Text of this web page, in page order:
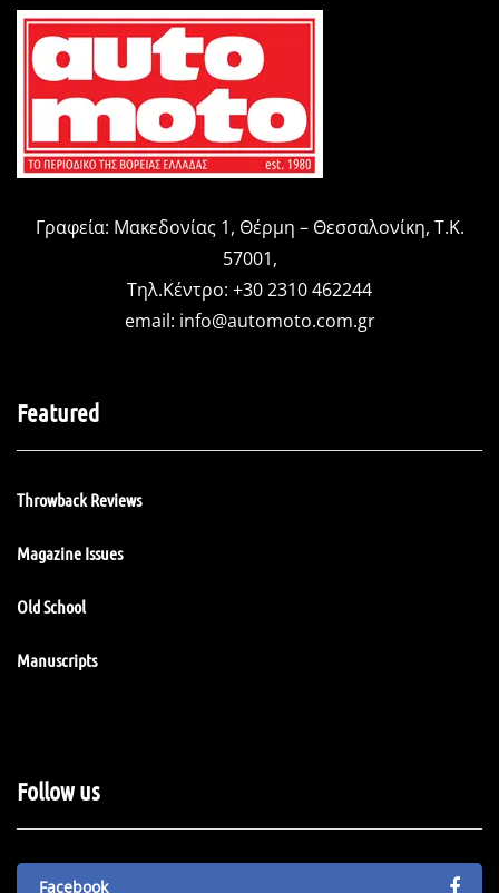
Γραφεία: Μακεδονίας 1, Θέρμη – Θεσσαλονίκη, Τ.Κ.
57001,
Τηλ.Κέντρο: +30 2310 462244
email: info@automoto.com.gr
Featured
Throwback Reviews
Magazine Issues
Old School
Manuscripts
Follow us
Facebook